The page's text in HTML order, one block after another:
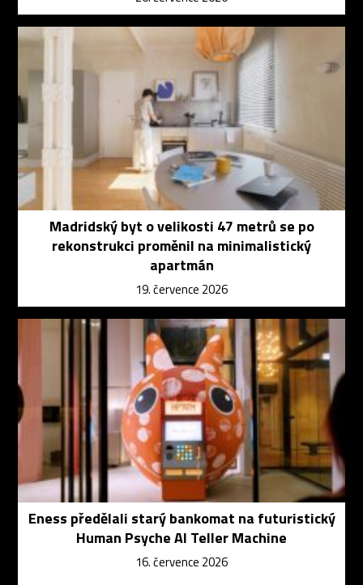
Madridský byt o velikosti 47 metrů se po
rekonstrukci proměnil na minimalistický
apartmán
19. července 2026
Eness předělali starý bankomat na futuristický
Human Psyche AI Teller Machine
16. července 2026